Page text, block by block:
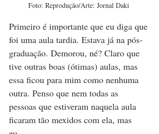
Foto: Reprodução/Arte: Jornal Daki
Primeiro é importante que eu diga que
foi uma aula tardia. Estava já na pós-
graduação. Demorou, né? Claro que
tive outras boas (ótimas) aulas, mas
essa ficou para mim como nenhuma
outra. Penso que nem todas as
pessoas que estiveram naquela aula
ficaram tão mexidos com ela, mas